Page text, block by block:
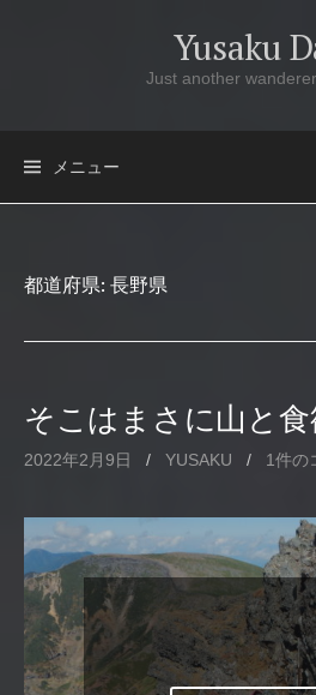
Yusaku
Just another
メニュー
都道府県:長野県
そこはまさに山と
2022年2月9日 / YUSAKU / 1件の